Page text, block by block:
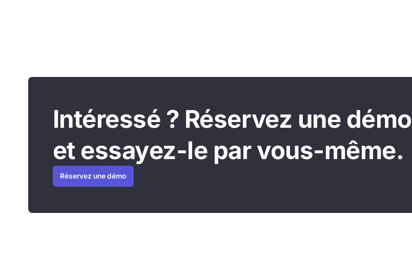
Intéressé ? Réservez une démo
et essayez-le par vous-même.
Réservez une démo